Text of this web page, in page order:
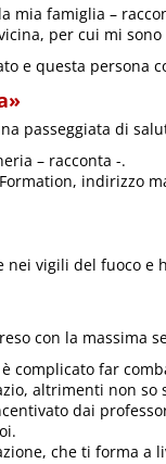
mia famiglia –
per cui mi
e questa persona
passeggiata di
– racconta -.
indirizzo
vigili del fuoco e
con la massima
complicato far
altrimenti non so
dai
che ti forma a